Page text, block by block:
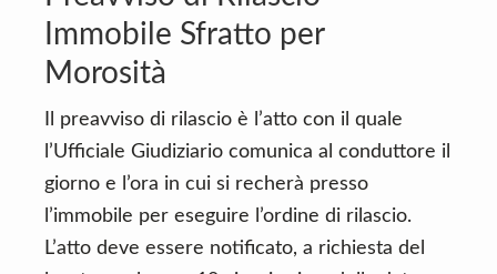
Immobile Sfratto per
Morosità
Il preavviso di rilascio è l’atto con il quale
l’Ufficiale Giudiziario comunica al conduttore il
giorno e l’ora in cui si recherà presso
l’immobile per eseguire l’ordine di rilascio.
L’atto deve essere notificato, a richiesta del